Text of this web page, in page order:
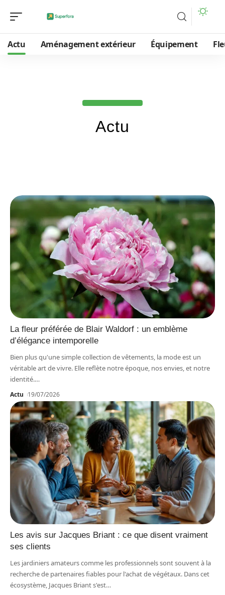
Actu Aménagement extérieur Équipement
Actu
La fleur préférée de Blair Waldorf : un emblème
d’élégance intemporelle
Bien plus qu'une simple collection de vêtements, la mode est un
véritable art de vivre. Elle reflète notre époque, nos envies, et notre
identité.…
Actu 19/07/2026
Les avis sur Jacques Briant : ce que disent vraiment
ses clients
Les jardiniers amateurs comme les professionnels sont souvent à la
recherche de partenaires fiables pour l'achat de végétaux. Dans cet
écosystème, Jacques Briant s'est…